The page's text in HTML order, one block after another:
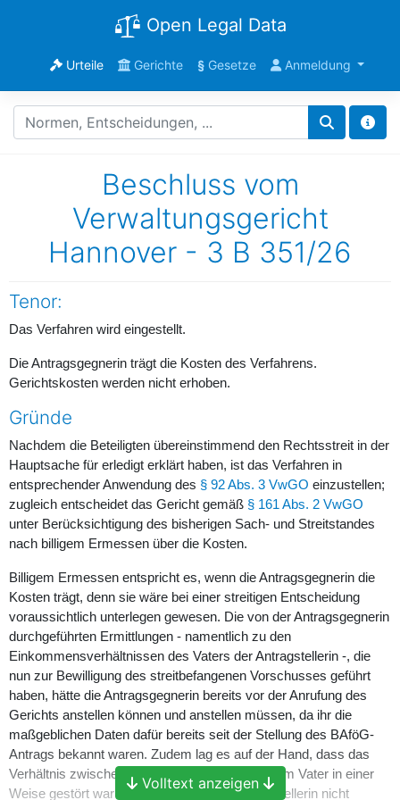
Open Legal Data
Urteile Gerichte §Gesetze Anmeldung
Beschluss vom
Verwaltungsgericht
Hannover - 3 B 351/26
Tenor:
Das Verfahren wird eingestellt.
Die Antragsgegnerin trägt die Kosten des Verfahrens.
Gerichtskosten werden nicht erhoben.
Gründe
Nachdem die Beteiligten übereinstimmend den Rechtsstreit in der
Hauptsache für erledigt erklärt haben, ist das Verfahren in
entsprechender Anwendung des § 92 Abs. 3 VwGO einzustellen;
zugleich entscheidet das Gericht gemäß § 161 Abs. 2 VwGO
unter Berücksichtigung des bisherigen Sach- und Streitstandes
nach billigem Ermessen über die Kosten.
Billigem Ermessen entspricht es, wenn die Antragsgegnerin die
Kosten trägt, denn sie wäre bei einer streitigen Entscheidung
voraussichtlich unterlegen gewesen. Die von der Antragsgegnerin
durchgeführten Ermittlungen - namentlich zu den
Einkommensverhältnissen des Vaters der Antragstellerin -, die
nun zur Bewilligung des streitbefangenen Vorschusses geführt
haben, hätte die Antragsgegnerin bereits vor der Anrufung des
Gerichts anstellen können und anstellen müssen, da ihr die
maßgeblichen Daten dafür bereits seit der Stellung des BAföG-
Antrags bekannt waren. Zudem lag es auf der Hand, dass das
Verhältnis zwischen der Antragstellerin und ihrem Vater in einer
Weise gestört war und ist, dass es der Antragstellerin nicht
Volltext anzeigen